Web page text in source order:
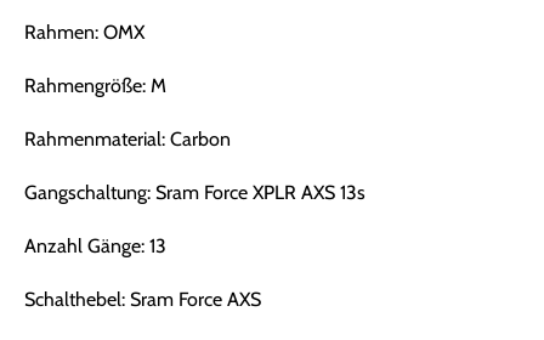
Rahmen: OMX
Rahmengröße: M
Rahmenmaterial: Carbon
Gangschaltung: Sram Force XPLR AXS 13s
Anzahl Gänge: 13
Schalthebel: Sram Force AXS